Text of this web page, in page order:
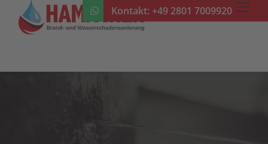
Kontakt: +49 2801 7009920